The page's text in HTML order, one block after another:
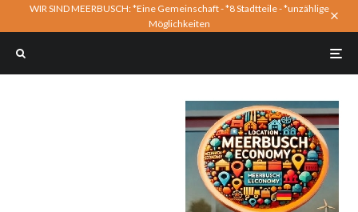
WIR SIND MEERBUSCH: *Eine Gemeinschaft - *8 Stadtteile - *unzählige
Möglichkeiten